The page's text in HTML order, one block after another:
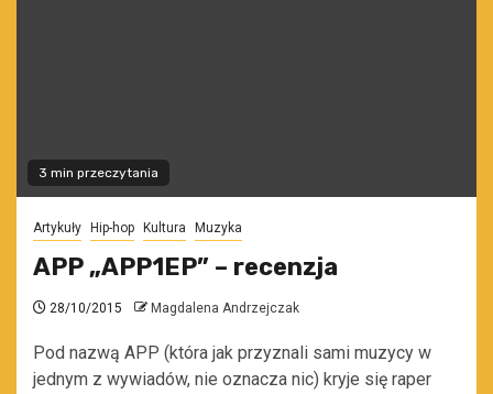
3 min przeczytania
Artykuły Hip-hop Kultura Muzyka
APP „APP1EP” – recenzja
28/10/2015 Magdalena Andrzejczak
Pod nazwą APP (która jak przyznali sami muzycy w
jednym z wywiadów, nie oznacza nic) kryje się raper